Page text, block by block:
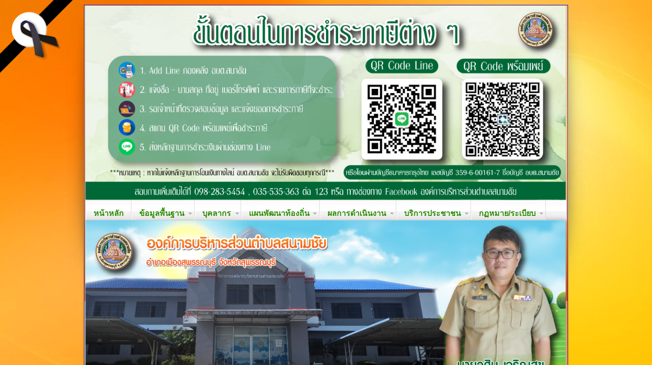
หน้าหลัก ข้อมูลพื้นฐาน บุคลากร แผนพัฒนาท้องถิ่น ผลการดำเนินงาน บริการประชาชน กฏหมาย/ระเบียบ